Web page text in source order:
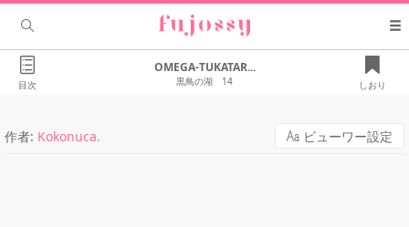
目次
OMEGA-TUKATAR...
黒鳥の湖 14 しおり
作者: Kokonuca. ビューワー設定